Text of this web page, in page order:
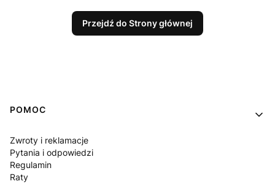
Przejdź do Strony głównej
Linki w stopce
POMOC
Zwroty i reklamacje
Pytania i odpowiedzi
Regulamin
Raty